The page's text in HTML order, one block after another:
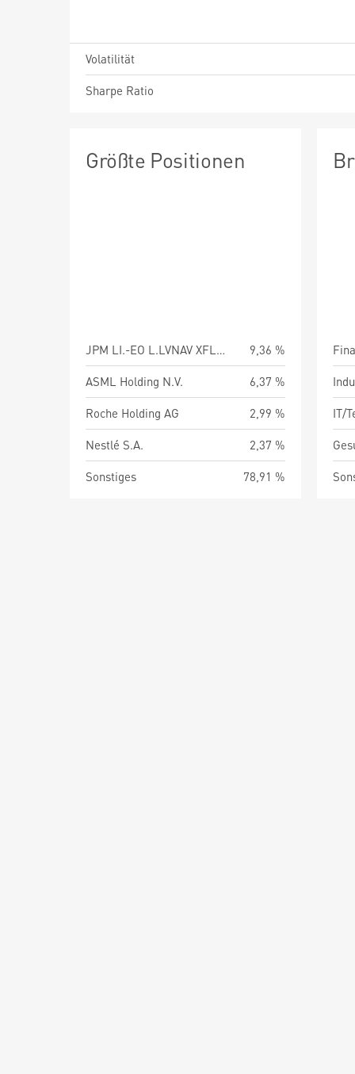
Volatilität
Sharpe Ratio
Größte Positionen
JPM LI.-EO L.LVNAV XFLDIS
9,36 %
ASML Holding N.V.
6,37 %
Roche Holding AG
2,99 %
Nestlé S.A.
2,37 %
Sonstiges
78,91 %
IT/